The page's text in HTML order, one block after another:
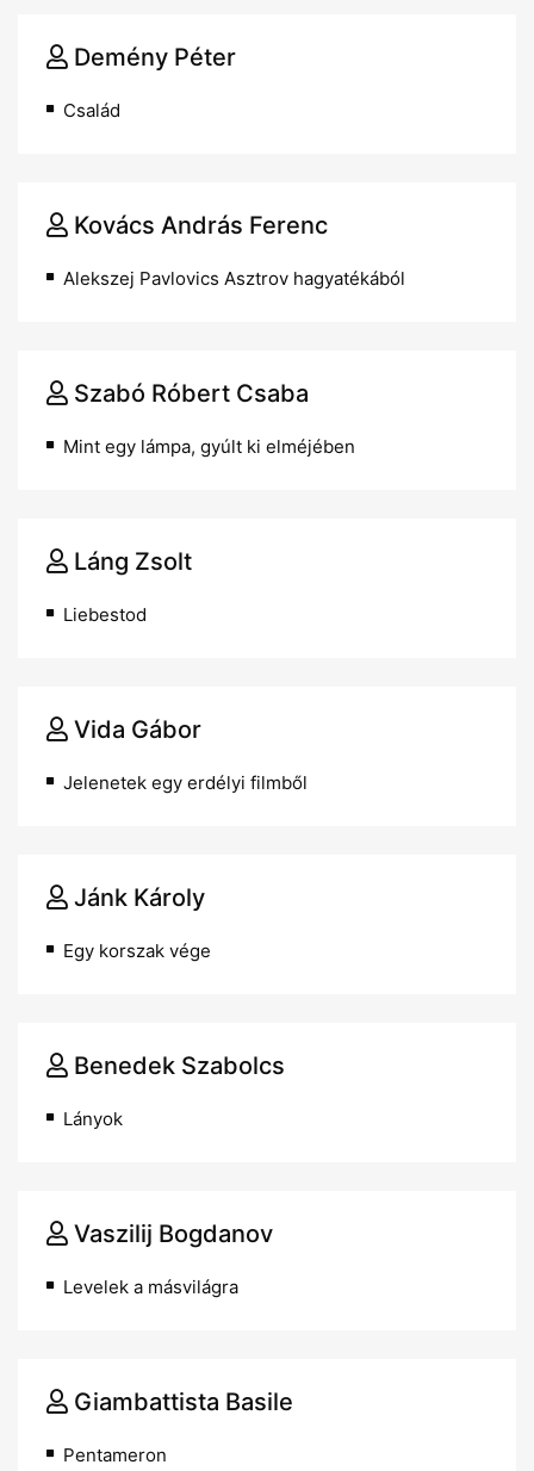
Demény Péter
Család
Kovács András Ferenc
Alekszej Pavlovics Asztrov hagyatékából
Szabó Róbert Csaba
Mint egy lámpa, gyúlt ki elméjében
Láng Zsolt
Liebestod
Vida Gábor
Jelenetek egy erdélyi filmből
Jánk Károly
Egy korszak vége
Benedek Szabolcs
Lányok
Vaszilij Bogdanov
Levelek a másvilágra
Giambattista Basile
Pentameron